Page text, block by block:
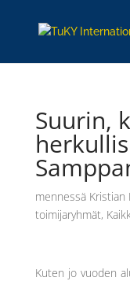
Suurin,
mennessä Kristian
toimijaryhmät,
Kuten jo vuoden